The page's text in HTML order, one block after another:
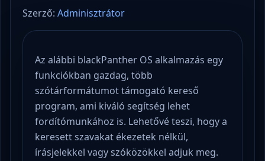
Szerző: Adminisztrátor
Az alábbi blackPanther OS alkalmazás egy
funkciókban gazdag, több
szótárformátumot támogató kereső
program, ami kiváló segítség lehet
fordítómunkához is. Lehetővé teszi, hogy a
keresett szavakat ékezetek nélkül,
írásjelekkel vagy szóközökkel adjuk meg.